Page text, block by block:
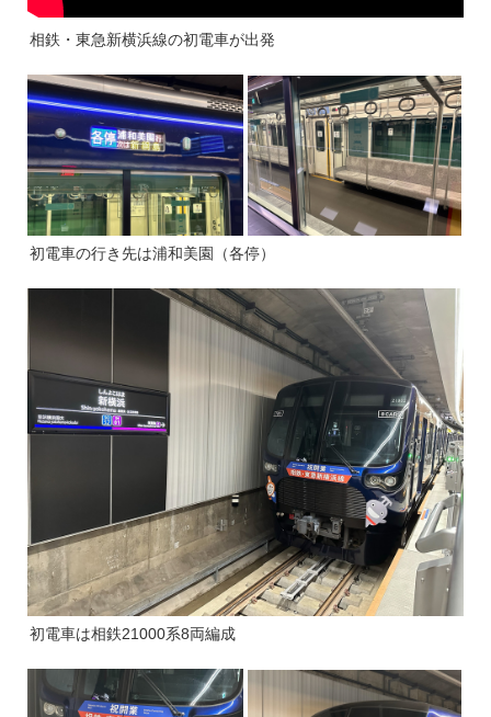
相鉄・東急新横浜線の初電車が出発
初電車の行き先は浦和美園（各停）
初電車は相鉄21000系8両編成